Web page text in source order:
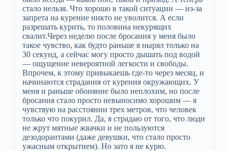
стало нельзя. Что хорошо в такой ситуации — из-за
запрета на курение никто не уволится. А если
разрешать курить, то половина некурящих
свалит.Через неделю после бросания у меня было
такое чувство, как будто раньше я нырял только на
30 секунд, а сейчас могу просто дышать под водой
— ощущение невероятной легкости и свободы.
Впрочем, к этому привыкаешь где-то через месяц, и
начинаются страдания от курения окружающих. У
меня и раньше обоняние было неплохим, но после
бросания стало просто невыносимо хорошим — я
чувствую на расстоянии трех метров, что человек
только что покурил. Да, я страдаю от того, что люди
не жрут мятные жвачки и не пользуются
дезодорантами (даже девушки, что стало просто
ужасным открытием). Но зато я не курю.